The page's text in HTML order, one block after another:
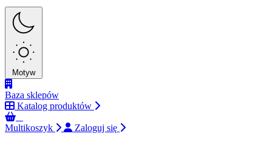
Motyw
Baza sklepów
Katalog produktów
Multikoszyk
Zaloguj się